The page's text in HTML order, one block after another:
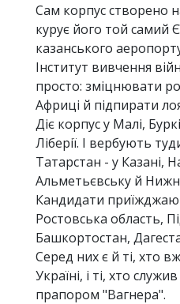
Сам корпус створено
курує його той самий
казанського
Інститут вивчення
просто: зміцнювати
Африці й підпирати
Діє корпус у Малі,
Ліберії. І вербують
Татарстан - у Казані,
Альметьєвську й
Кандидати
Ростовська область,
Башкортостан,
Серед них є й ті, хто
Україні, і ті, хто
прапором "Вагнера".